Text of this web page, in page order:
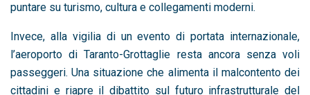
puntare su turismo, cultura e collegamenti moderni.
Invece, alla vigilia di un evento di portata internazionale,
l’aeroporto di Taranto-Grottaglie resta ancora senza voli
passeggeri. Una situazione che alimenta il malcontento dei
cittadini e riapre il dibattito sul futuro infrastrutturale del